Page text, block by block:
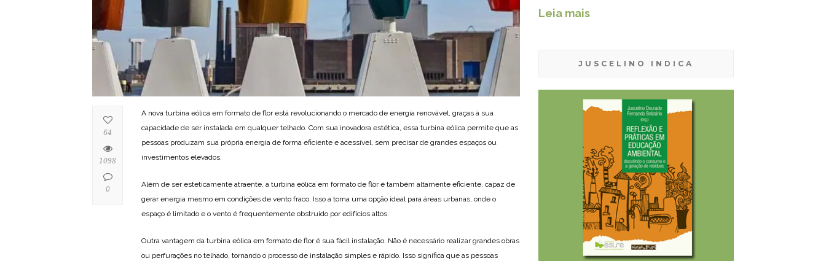
A nova turbina eólica em formato de flor está revolucionando o mercado de energia renovável, graças à sua
capacidade de ser instalada em qualquer telhado. Com sua inovadora estética, essa turbina eólica permite que as
pessoas produzam sua própria energia de forma eficiente e acessível, sem precisar de grandes espaços ou
investimentos elevados.
Além de ser esteticamente atraente, a turbina eólica em formato de flor é também altamente eficiente, capaz de
gerar energia mesmo em condições de vento fraco. Isso a torna uma opção ideal para áreas urbanas, onde o
espaço é limitado e o vento é frequentemente obstruído por edifícios altos.
Outra vantagem da turbina eólica em formato de flor é sua fácil instalação. Não é necessário realizar grandes obras
ou perfurações no telhado, tornando o processo de instalação simples e rápido. Isso significa que as pessoas
64
1098
0
Leia mais
JUSCELINO INDICA